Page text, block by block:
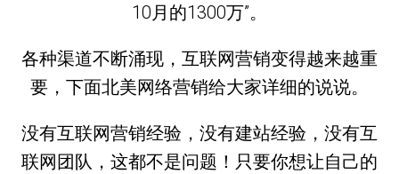
10月的1300万”。
各种渠道不断涌现，互联网营销变得越来越重
要，下面北美网络营销给大家详细的说说。
没有互联网营销经验，没有建站经验，没有互
联网团队，这都不是问题！只要你想让自己的